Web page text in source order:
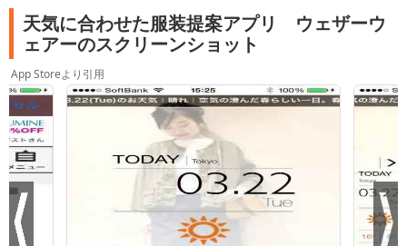
天気に合わせた服装提案アプリ ウェザーウ
ェアーのスクリーンショット
App Storeより引用